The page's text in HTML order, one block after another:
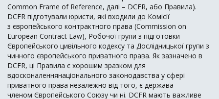
Common Frame of Reference, далі – DCFR, або Правила).
DCFR підготували юристи, які входили до Комісії
з європейського контрактного права (Commission on
European Contract Law), Робочої групи з підготовки
Європейського цивільного кодексу та Дослідницької групи з
чинного європейського приватного права. Як зазначено в
DCFR, ці Правила є хорошим зразком для
вдосконаленнянаціонального законодавства у сфері
приватного права незалежно від того, є держава
членом Європейського Союзу чи ні. DCFR мають важливе